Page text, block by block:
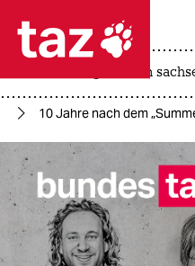
 taz
taz zahl
themen
politik
öko
landtagswahl in
10 Jahre nach dem